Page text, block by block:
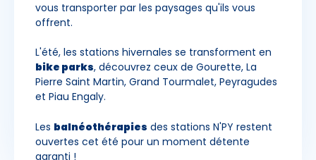
vous transporter par les paysages qu'ils vous
offrent.
L'été, les stations hivernales se transforment en
bike parks, découvrez ceux de Gourette, La
Pierre Saint Martin, Grand Tourmalet, Peyragudes
et Piau Engaly.
Les balnéothérapies des stations N'PY restent
ouvertes cet été pour un moment détente
garanti !